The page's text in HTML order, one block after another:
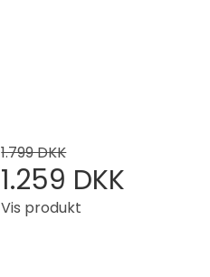
1.799 DKK
1.259 DKK
Vis produkt